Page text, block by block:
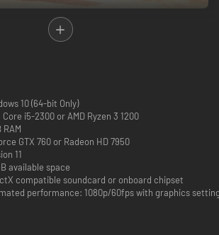
avec le "shader atmosphérique"
jeu un nouveau shader graphique, inspiré des
à travers des paysages somptueux et
10 (64-bit Only)
Core i5-2300 or AMD Ryzen 3 1200
RAM
GTX 760 or Radeon HD 7950
11
available space
compatible soundcard or onboard chipset